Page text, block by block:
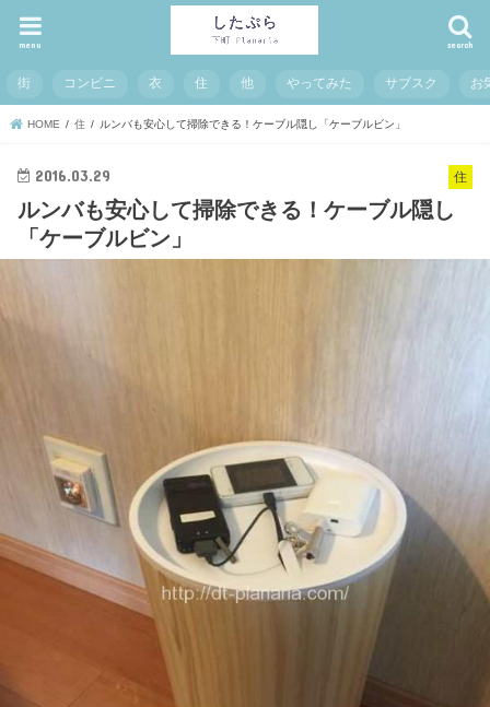
search
menu
街 コンビニ 衣 住 他 やってみた サブスク お
HOME 住 ルンバも安心して掃除できる！ケーブル隠し「ケーブルビン」
住
2016.03.29
ルンバも安心して掃除できる！ケーブル隠し
「ケーブルビン」